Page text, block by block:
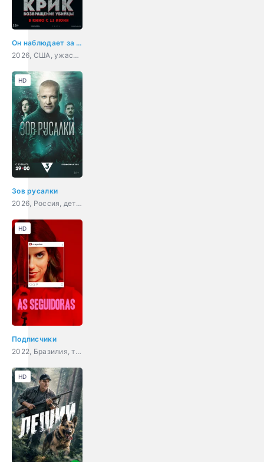
Он наблюдает за тобой
2026, США, ужасы, триллер
Зов русалки
2026, Россия, детектив
HD
Подписчики
2022, Бразилия, триллер, комедия
HD
HD